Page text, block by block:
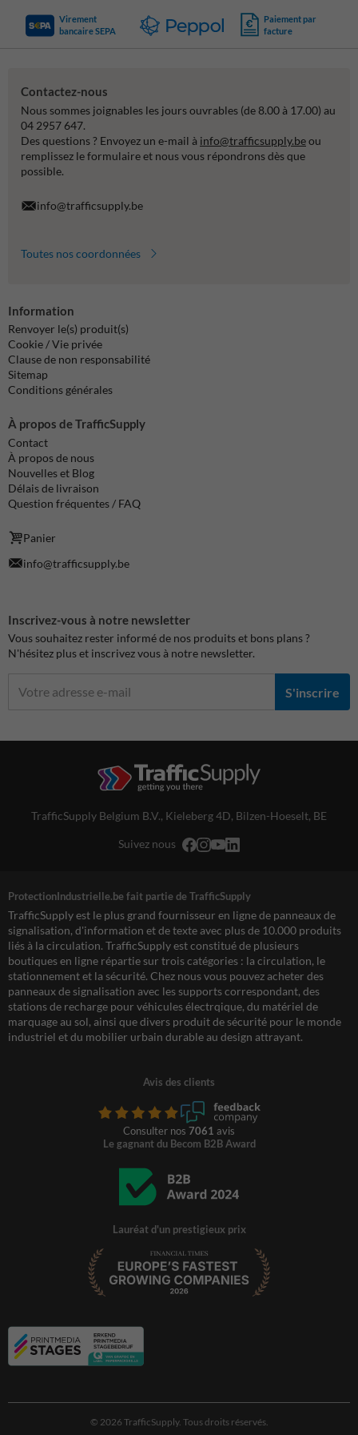
Virement
bancaire SEPA
Paiement par
facture
Contactez-nous
Nous sommes joignables les jours ouvrables (de 8.00 à 17.00) au
04 2957 647.
Des questions ? Envoyez un e-mail à info@trafficsupply.beou
remplissez le formulaire et nous vous répondrons dès que
possible.
info@trafficsupply.be
Toutes nos coordonnées
Information
Renvoyer le(s) produit(s)
Cookie / Vie privée
Clause de non responsabilité
Sitemap
Conditions générales
À propos de TrafficSupply
Contact
À propos de nous
Nouvelles et Blog
Délais de livraison
Question fréquentes / FAQ
Panier
info@trafficsupply.be
Inscrivez-vous à notre newsletter
Vous souhaitez rester informé de nos produits et bons plans ?
N'hésitez plus et inscrivez vous à notre newsletter.
S'inscrire
TrafficSupply Belgium B.V., Kieleberg 4D, Bilzen-Hoeselt, BE
Suivez nous
ProtectionIndustrielle.be fait partie de TrafficSupply
TrafficSupply est le plus grand fournisseur en ligne de panneaux de
signalisation, d'information et de texte avec plus de 10.000 produits
liés à la circulation. TrafficSupply est constitué de plusieurs
boutiques en ligne répartie sur trois catégories : la circulation, le
stationnement et la sécurité. Chez nous vous pouvez acheter des
panneaux de signalisation avec les supports correspondant, des
stations de recharge pour véhicules électrqique, du matériel de
marquage au sol, ainsi que divers produit de sécurité pour le monde
industriel et du mobilier urbain durable au design attrayant.
Avis des clients
Consulter nos 7061 avis
Le gagnant du Becom B2B Award
Lauréat d'un prestigieux prix
© 2026 TrafficSupply. Tous droits réservés.